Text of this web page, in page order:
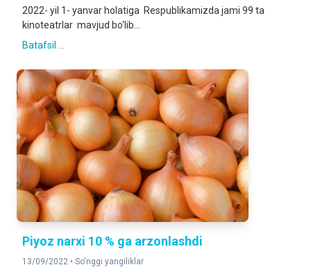
2022- yil 1- yanvar holatiga Respublikamizda jami 99 ta
kinoteatrlar mavjud bo‘lib...
Batafsil ...
Piyoz narxi 10 % ga arzonlashdi
13/09/2022 • So'nggi yangiliklar